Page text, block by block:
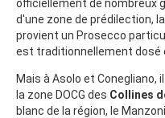
officiellement de nombreux
d'une zone de prédilection,
provient un Prosecco
est traditionnellement dosé
Mais à Asolo et Conegliano,
la zone DOCG des Collines
blanc de la région, le